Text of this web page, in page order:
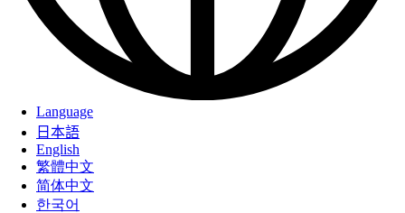
Language
日本語
English
繁體中文
简体中文
한국어